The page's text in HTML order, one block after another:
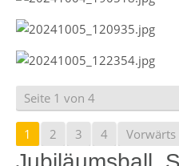
Seite 1 von 4
1 2 3 4 Vorwärts